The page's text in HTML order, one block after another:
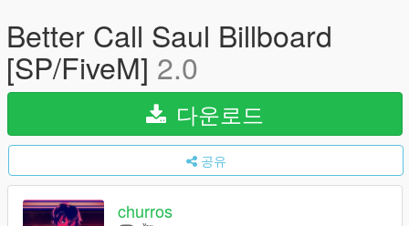
Better Call Saul Billboard
[SP/FiveM] 2.0
다운로드
공유
churros